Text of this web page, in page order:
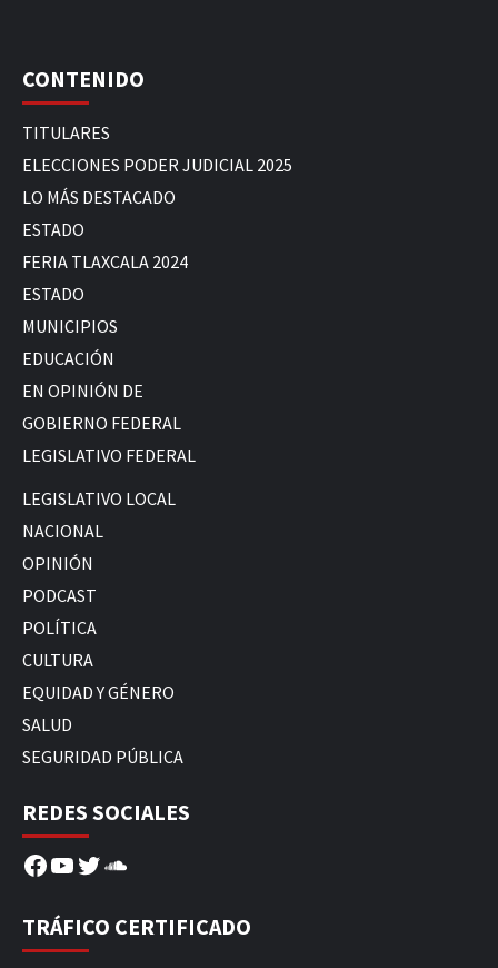
CONTENIDO
TITULARES
ELECCIONES PODER JUDICIAL 2025
LO MÁS DESTACADO
ESTADO
FERIA TLAXCALA 2024
ESTADO
MUNICIPIOS
EDUCACIÓN
EN OPINIÓN DE
GOBIERNO FEDERAL
LEGISLATIVO FEDERAL
LEGISLATIVO LOCAL
NACIONAL
OPINIÓN
PODCAST
POLÍTICA
CULTURA
EQUIDAD Y GÉNERO
SALUD
SEGURIDAD PÚBLICA
REDES SOCIALES
Facebook
YouTube
Twitter
SoundCloud
TRÁFICO CERTIFICADO